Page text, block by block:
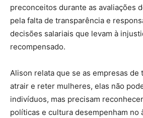
preconceitos durante as avaliações
pela falta de transparência e
decisões salariais que levam à
recompensado.
Alison relata que se as empresas de
atrair e reter mulheres, elas não
indivíduos, mas precisam
políticas e cultura desempenham no